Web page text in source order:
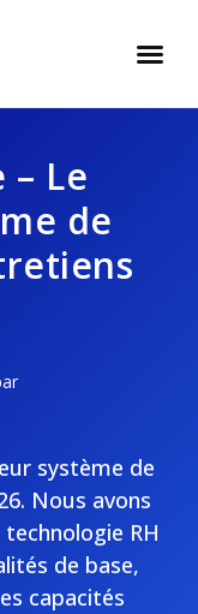
Le
de
système de
Nous avons
RH
de base,
capacités